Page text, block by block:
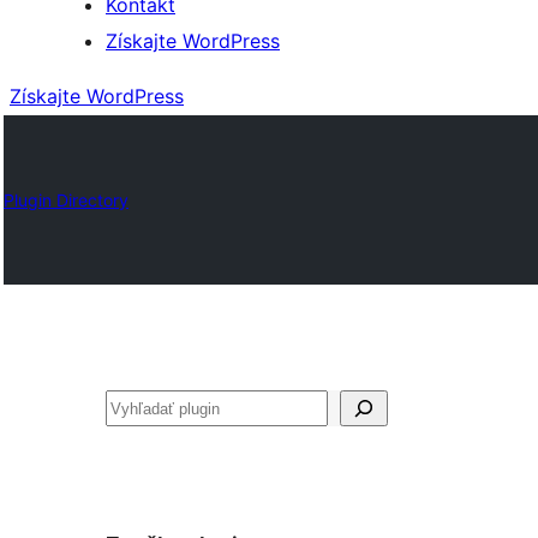
Kontakt
Získajte WordPress
Získajte WordPress
Plugin Directory
Hľadať